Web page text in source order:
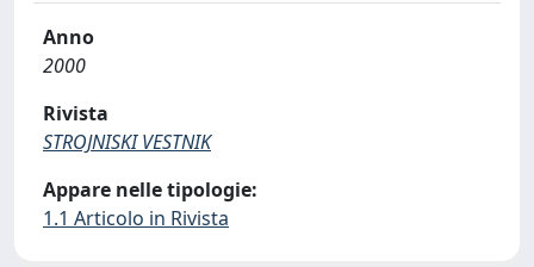
Anno
2000
Rivista
STROJNISKI VESTNIK
Appare nelle tipologie:
1.1 Articolo in Rivista